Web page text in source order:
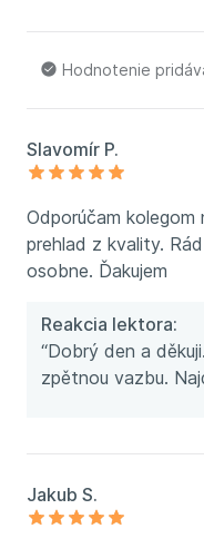
Hodnotenie
Slavomír P.
Odporúčam
prehlad z kvality.
osobne. Ďakujem
Reakcia lektora:
“Dobrý den a
zpětnou vazbu.
Jakub S.